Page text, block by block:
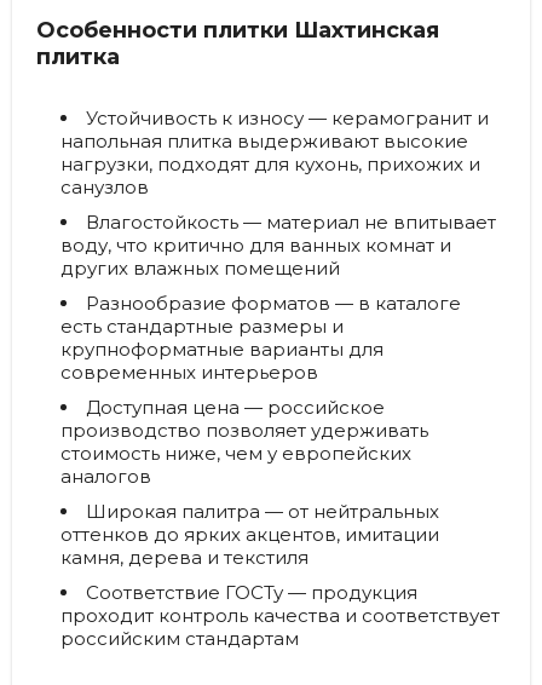
Особенности плитки Шахтинская
плитка
Устойчивость к износу — керамогранит и
напольная плитка выдерживают высокие
нагрузки, подходят для кухонь, прихожих и
санузлов
Влагостойкость — материал не впитывает
воду, что критично для ванных комнат и
других влажных помещений
Разнообразие форматов — в каталоге
есть стандартные размеры и
крупноформатные варианты для
современных интерьеров
Доступная цена — российское
производство позволяет удерживать
стоимость ниже, чем у европейских
аналогов
Широкая палитра — от нейтральных
оттенков до ярких акцентов, имитации
камня, дерева и текстиля
Соответствие ГОСТу — продукция
проходит контроль качества и соответствует
российским стандартам